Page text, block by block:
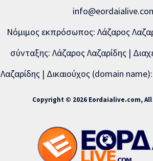
Νόμιμος εκπρόσωπος: Λάζαρος
σύνταξης: Λάζαρος Λαζαρίδης |
Λαζαρίδης | Δικαιούχος (domain
Copyright © 2026 Eordaialive.com,